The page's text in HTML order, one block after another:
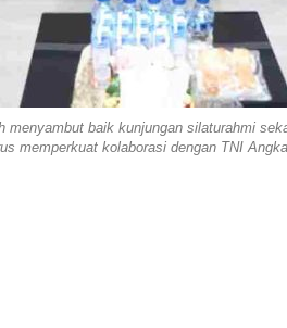
menyambut baik kunjungan silaturahmi
memperkuat kolaborasi dengan TNI